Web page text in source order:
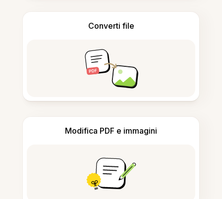
Converti file
Modifica PDF e immagini